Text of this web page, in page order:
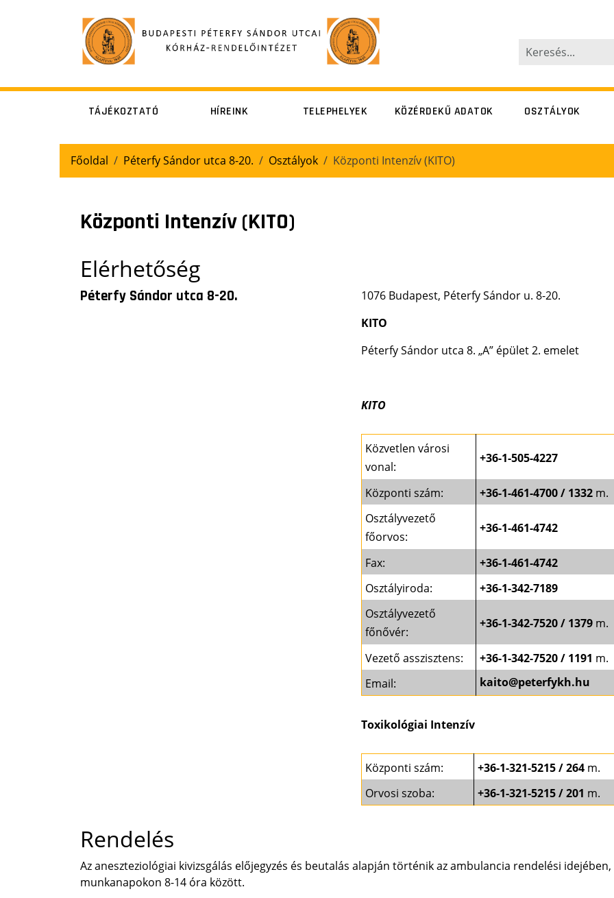
TÁJÉKOZTATÓ
Általános
betegtájékoztató
betegtájékoztatók
Orvosi
dokumentáció
HÍREINK
Állásajánlatok
TELEPHELYEK
Péterfy Sándor
utca 8-20.
KÖZÉRDEKŰ ADATOK OSZTÁLYOK
Péterfy Sándor
Főoldal Péterfy Sándor utca 8-20. Osztályok Központi Intenzív (KITO)
Központi Intenzív (KITO)
Elérhetőség
Péterfy Sándor utca 8-20.
1076 Budapest, Péterfy Sándor u. 8-20.
KITO
Péterfy Sándor utca 8. „A” épület 2. emelet
KITO
Közvetlen városi
vonal:
+36-1-505-4227
Központi szám: +36-1-461-4700 / 1332 m.
Osztályvezető
főorvos:
+36-1-461-4742
Fax:
+36-1-461-4742
Osztályiroda:
+36-1-342-7189
Osztályvezető
főnővér:
+36-1-342-7520 / 1379 m.
Vezető asszisztens: +36-1-342-7520 / 1191 m.
Email:
kaito@peterfykh.hu
Toxikológiai Intenzív
Központi szám: +36-1-321-5215 / 264 m.
Orvosi szoba:
+36-1-321-5215 / 201 m.
Rendelés
Az aneszteziológiai kivizsgálás előjegyzés és beutalás alapján történik az ambulancia rendelési idejében,
munkanapokon 8-14 óra között.